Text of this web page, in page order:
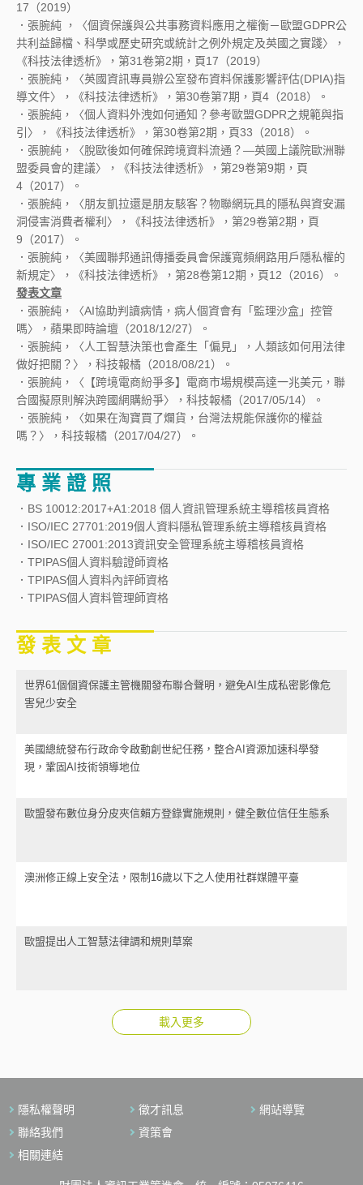
17（2019）
．張腕純 ，〈個資保護與公共事務資料應用之權衡－歐盟GDPR公
共利益歸檔、科學或歷史研究或統計之例外規定及英國之實踐〉，
《科技法律透析》，第31卷第2期，頁17（2019）
．張腕純，〈英國資訊專員辦公室發布資料保護影響評估(DPIA)指
導文件〉，《科技法律透析》，第30卷第7期，頁4（2018）。
．張腕純，〈個人資料外洩如何通知？參考歐盟GDPR之規範與指
引〉，《科技法律透析》，第30卷第2期，頁33（2018）。
．張腕純，〈脫歐後如何確保跨境資料流通？—英國上議院歐洲聯
盟委員會的建議〉，《科技法律透析》，第29卷第9期，頁
4（2017）。
．張腕純，〈朋友凱拉還是朋友駭客？物聯網玩具的隱私與資安漏
洞侵害消費者權利〉，《科技法律透析》，第29卷第2期，頁
9（2017）。
．張腕純，〈美國聯邦通訊傳播委員會保護寬頻網路用戶隱私權的
新規定〉，《科技法律透析》，第28卷第12期，頁12（2016）。
發表文章
．張腕純，〈AI協助判讀病情，病人個資會有「監理沙盒」控管
嗎〉，蘋果即時論壇（2018/12/27）。
．張腕純，〈人工智慧決策也會產生「偏見」，人類該如何用法律
做好把關？〉，科技報橘（2018/08/21）。
．張腕純，〈【跨境電商紛爭多】電商市場規模高達一兆美元，聯
合國擬原則解決跨國網購紛爭〉，科技報橘（2017/05/14）。
．張腕純，〈如果在淘寶買了爛貨，台灣法規能保護你的權益
嗎？〉，科技報橘（2017/04/27）。
專 業 證 照
．BS 10012:2017+A1:2018 個人資訊管理系統主導稽核員資格
．ISO/IEC 27701:2019個人資料隱私管理系統主導稽核員資格
．ISO/IEC 27001:2013資訊安全管理系統主導稽核員資格
．TPIPAS個人資料驗證師資格
．TPIPAS個人資料內評師資格
．TPIPAS個人資料管理師資格
發 表 文 章
世界61個個資保護主管機關發布聯合聲明，避免AI生成私密影像危
害兒少安全
美國總統發布行政命令啟動創世紀任務，整合AI資源加速科學發
現，鞏固AI技術領導地位
歐盟發布數位身分皮夾信賴方登錄實施規則，健全數位信任生態系
澳洲修正線上安全法，限制16歲以下之人使用社群媒體平臺
歐盟提出人工智慧法律調和規則草案
載入更多
隱私權聲明 徵才訊息
網站導覽
聯絡我們
資策會
相關連結